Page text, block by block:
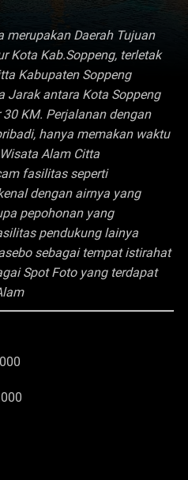
merupakan Daerah Tujuan
Kota Kab.Soppeng, terletak
Kabupaten Soppeng
Jarak antara Kota Soppeng
KM. Perjalanan dengan
hanya memakan waktu
Alam Citta
fasilitas seperti
dengan airnya yang
pepohonan yang
pendukung lainya
sebagai tempat istirahat
Spot Foto yang terdapat